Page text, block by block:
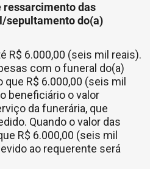
ressarcimento das
sepultamento do(a)
R$ 6.000,00 (seis mil reais).
com o funeral do(a)
R$ 6.000,00 (seis mil
beneficiário o valor
da funerária, que
Quando o valor das
R$ 6.000,00 (seis mil
ao requerente será